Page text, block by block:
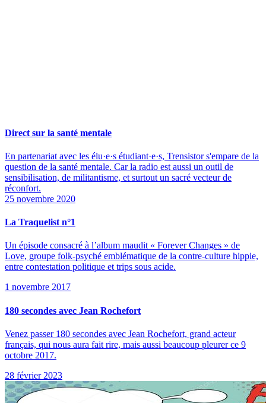
Direct sur la santé mentale
En partenariat avec les élu·e·s étudiant·e·s, Trensistor s'empare de la
question de la santé mentale. Car la radio est aussi un outil de
sensibilisation, de militantisme, et surtout un sacré vecteur de
réconfort.
25 novembre 2020
La Traquelist n°1
Un épisode consacré à l’album maudit « Forever Changes » de
Love, groupe folk-psyché emblématique de la contre-culture hippie,
entre contestation politique et trips sous acide.
1 novembre 2017
180 secondes avec Jean Rochefort
Venez passer 180 secondes avec Jean Rochefort, grand acteur
français, qui nous aura fait rire, mais aussi beaucoup pleurer ce 9
octobre 2017.
28 février 2023